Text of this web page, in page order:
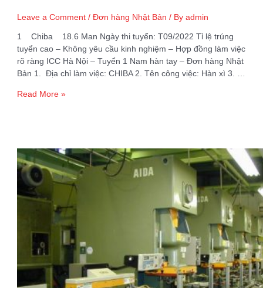
Leave a Comment /Đơn hàng Nhật Bản / Byadmin
1 Chiba 18.6 Man Ngày thi tuyển: T09/2022 Tỉ lệ trúng
tuyển cao – Không yêu cầu kinh nghiệm – Hợp đồng làm việc
rõ ràng ICC Hà Nội – Tuyển 1 Nam hàn tay – Đơn hàng Nhật
Bản 1. Địa chỉ làm việc: CHIBA 2. Tên công việc: Hàn xì 3. …
Tuyển
–
Đơn
hàng
Nhật
Read More »